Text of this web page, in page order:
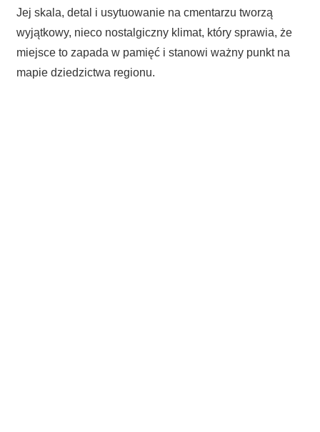
Jej skala, detal i usytuowanie na cmentarzu tworzą
wyjątkowy, nieco nostalgiczny klimat, który sprawia, że
miejsce to zapada w pamięć i stanowi ważny punkt na
mapie dziedzictwa regionu.